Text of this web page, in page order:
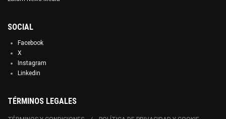
SOCIAL
Facebook
X
Instagram
Linkedin
TÉRMINOS LEGALES